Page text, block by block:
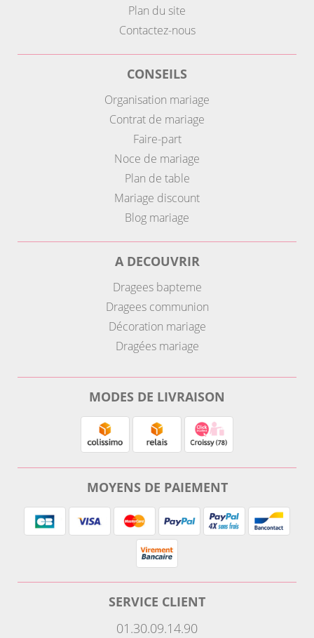
Plan du site
Contactez-nous
CONSEILS
Organisation mariage
Contrat de mariage
Faire-part
Noce de mariage
Plan de table
Mariage discount
Blog mariage
A DECOUVRIR
Dragees bapteme
Dragees communion
Décoration mariage
Dragées mariage
MODES DE LIVRAISON
MOYENS DE PAIEMENT
SERVICE CLIENT
01.30.09.14.90